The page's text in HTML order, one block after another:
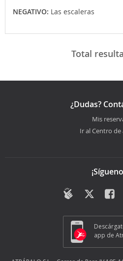
NEGATIVO: Las escaleras
Total
¿Dudas?
Mis
Ir al Centro
app de